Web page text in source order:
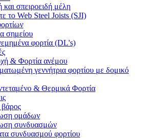
σπειροειδή μέλη
το Web Steel Joists (SJI)
σημείου
φορτία (DL's)
& Φορτία ανέμου
γεννήτρια φορτίου με δομικό
& Θερμικά Φορτία
ομάδων
συνδυασμών
συνδυασμού φορτίου